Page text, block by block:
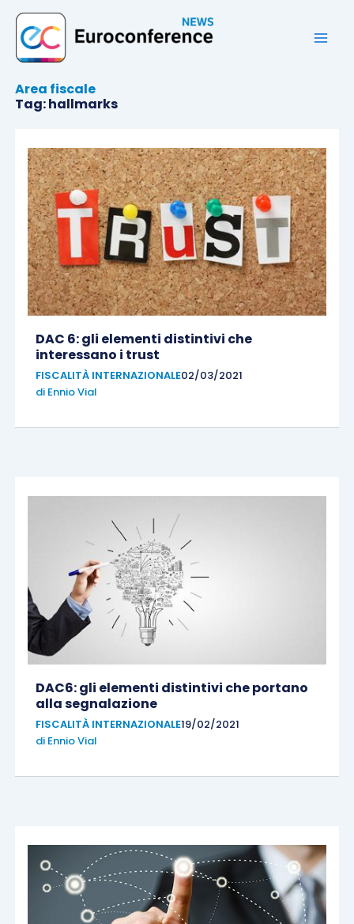
contenuto
Area fiscale
Tag: hallmarks
DAC 6: gli elementi distintivi che
interessano i trust
FISCALITÀ INTERNAZIONALE02/03/2021
di Ennio Vial
DAC6: gli elementi distintivi che portano
alla segnalazione
FISCALITÀ INTERNAZIONALE19/02/2021
di Ennio Vial